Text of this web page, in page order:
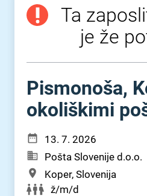
Ta
je že
Pismonoša,
okoliškimi
13. 7. 2026
Pošta Slovenije d.o.o.
Koper, Slovenija
ž/m/d